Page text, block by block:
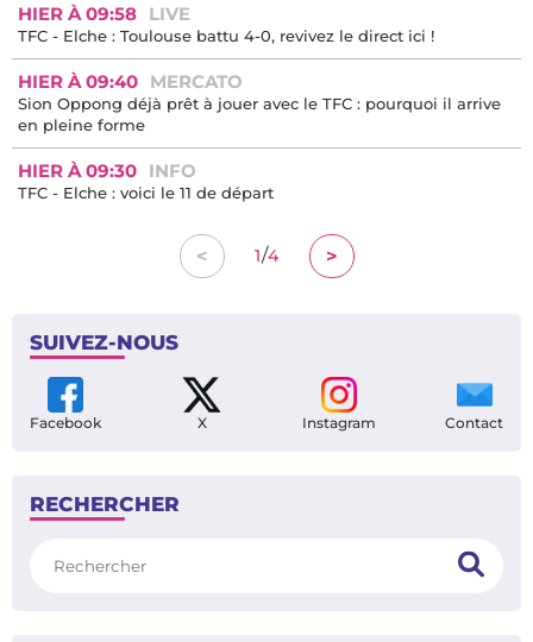
HIER À 09:58 LIVE
TFC - Elche : Toulouse battu 4-0, revivez le direct ici !
HIER À 09:40 MERCATO
Sion Oppong déjà prêt à jouer avec le TFC : pourquoi il arrive
en pleine forme
HIER À 09:30 INFO
TFC - Elche : voici le 11 de départ
< 1/4 >
SUIVEZ-NOUS
Facebook X Instagram Contact
RECHERCHER